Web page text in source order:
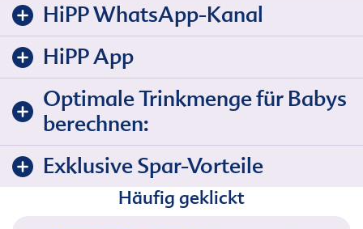
HiPP WhatsApp-Kanal
HiPP App
Optimale Trinkmenge für Babys
berechnen:
Exklusive Spar-Vorteile
Häufig geklickt